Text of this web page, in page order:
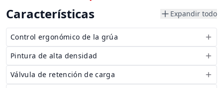
Características Expandir todo
Control ergonómico de la grúa
Pintura de alta densidad
Válvula de retención de carga